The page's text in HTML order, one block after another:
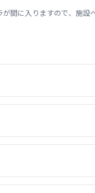
間に入りますので、施設